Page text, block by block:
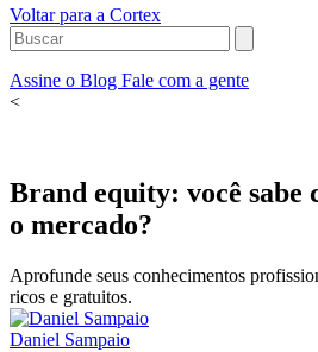
Voltar para a Cortex
Assine o Blog Fale com a gente
<
Brand equity: você sabe
o mercado?
Aprofunde seus conhecimentos
ricos e gratuitos.
Daniel Sampaio